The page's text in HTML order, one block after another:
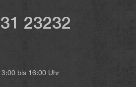
23232
bis 16:00 Uhr